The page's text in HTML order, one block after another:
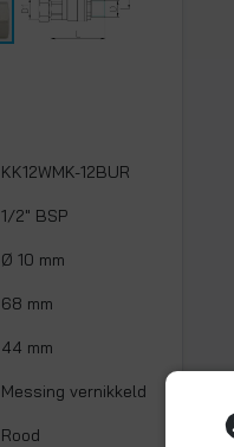
KK12WMK-12BUR
1/2" BSP
Ø 10 mm
68 mm
44 mm
Messing vernikkeld
Rood